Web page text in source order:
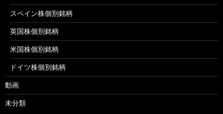
スペイン株個別銘柄
英国株個別銘柄
米国株個別銘柄
ドイツ株個別銘柄
動画
未分類